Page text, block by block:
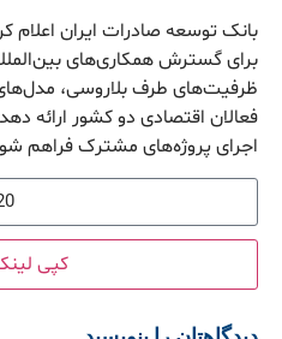
بانک توسعه صادرات ایران اعلام
برای گسترش همکاری‌های
ظرفیت‌های طرف بلاروسی، مدل‌های
فعالان اقتصادی دو کشور ارائه
اجرای پروژه‌های مشترک فراهم
کپی